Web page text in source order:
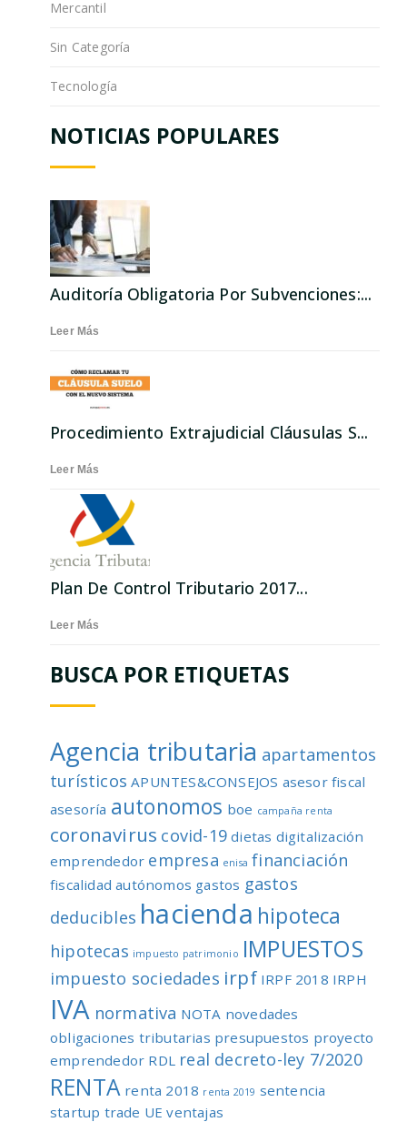
Mercantil
Sin Categoría
Tecnología
NOTICIAS POPULARES
Auditoría Obligatoria Por Subvenciones:...
Leer Más
Procedimiento Extrajudicial Cláusulas S...
Leer Más
Plan De Control Tributario 2017...
Leer Más
BUSCA POR ETIQUETAS
Agencia tributaria apartamentos
turísticos APUNTES&CONSEJOS asesor fiscal
asesoría autonomos boe campaña renta
coronavirus covid-19 dietas digitalización
emprendedor empresa enisa financiación
fiscalidad autónomos gastos gastos
deducibles hacienda hipoteca
hipotecas impuesto patrimonio IMPUESTOS
impuesto sociedades irpf IRPF 2018 IRPH
IVA normativa NOTA novedades
obligaciones tributarias presupuestos proyecto
emprendedor RDL real decreto-ley 7/2020
RENTA renta 2018 renta 2019 sentencia
startup trade UE ventajas